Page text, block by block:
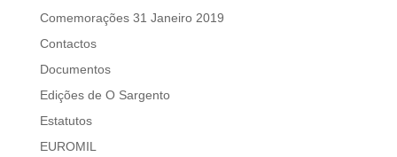
Comemorações 31 Janeiro 2019
Contactos
Documentos
Edições de O Sargento
Estatutos
EUROMIL